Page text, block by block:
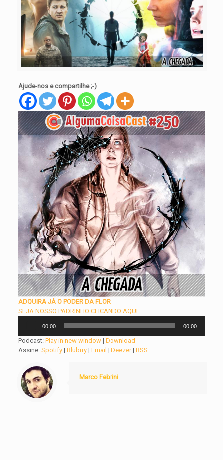
Ajude-nos e compartilhe ;-)
ADQUIRA JÁ O PODER DA FLOR
SEJA NOSSO PADRINHO CLICANDO AQUI
áudio
00:00 00:00
Podcast:Play in new window |Download
Assine:Spotify |Blubrry |Email |Deezer|RSS
Marco Febrini